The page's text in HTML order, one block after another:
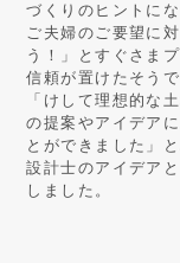
づくりのヒントに
ご夫婦のご要望に
う！」とすぐさま
信頼が置けたそうで
「けして理想的な
の提案やアイデア
とができました」と
設計士のアイデア
しました。